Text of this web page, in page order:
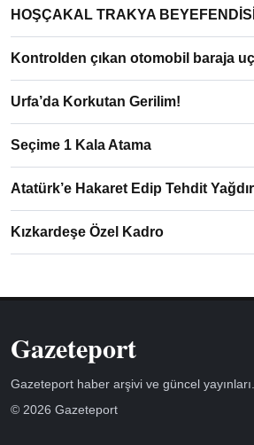
HOŞÇAKAL TRAKYA
Kontrolden çıkan otomobil baraja
Urfa’da Korkutan Gerilim!
Seçime 1 Kala Atama
Atatürk’e Hakaret Edip Tehdit
Kızkardeşe Özel Kadro
Gazeteport
Gazeteport haber arşivi ve güncel yayınları.
© 2026 Gazeteport